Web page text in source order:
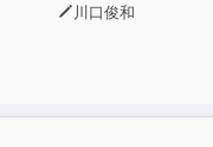
川口俊和